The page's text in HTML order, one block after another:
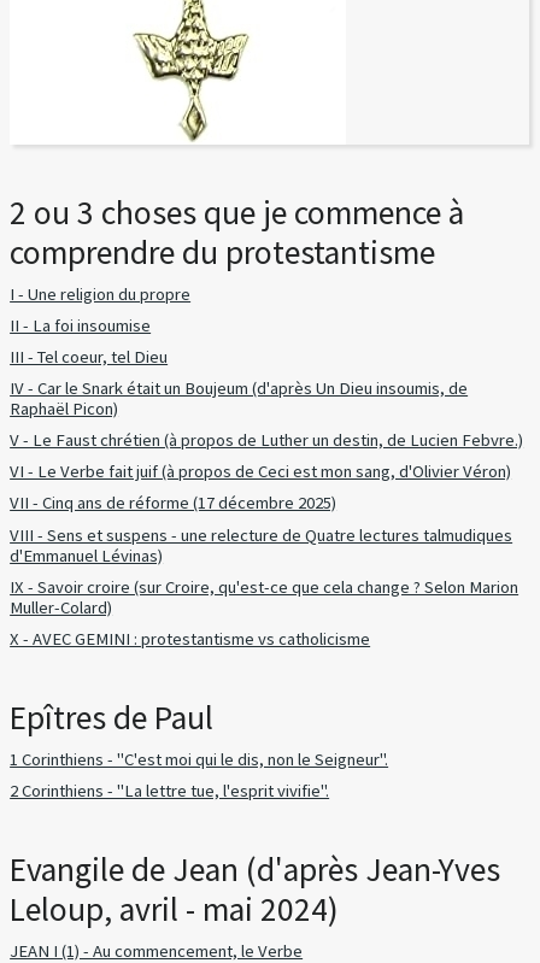
2 ou 3 choses que je commence à
comprendre du protestantisme
I - Une religion du propre
II - La foi insoumise
III - Tel coeur, tel Dieu
IV - Car le Snark était un Boujeum (d'après Un Dieu insoumis, de
Raphaël Picon)
V - Le Faust chrétien (à propos de Luther un destin, de Lucien Febvre.)
VI - Le Verbe fait juif (à propos de Ceci est mon sang, d'Olivier Véron)
VII - Cinq ans de réforme (17 décembre 2025)
VIII - Sens et suspens - une relecture de Quatre lectures talmudiques
d'Emmanuel Lévinas)
IX - Savoir croire (sur Croire, qu'est-ce que cela change ? Selon Marion
Muller-Colard)
X - AVEC GEMINI : protestantisme vs catholicisme
Epîtres de Paul
1 Corinthiens - "C'est moi qui le dis, non le Seigneur".
2 Corinthiens - "La lettre tue, l'esprit vivifie".
Evangile de Jean (d'après Jean-Yves
Leloup, avril - mai 2024)
JEAN I (1) - Au commencement, le Verbe